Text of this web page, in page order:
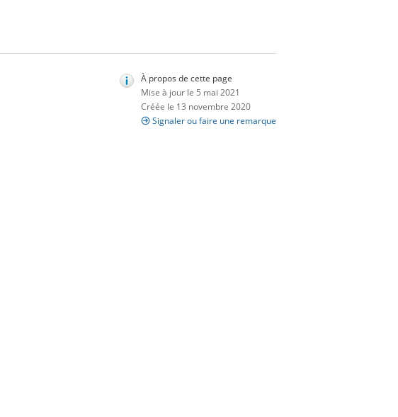
À propos de cette page
Mise à jour le 5 mai 2021
Créée le 13 novembre 2020
Signaler ou faire une remarque